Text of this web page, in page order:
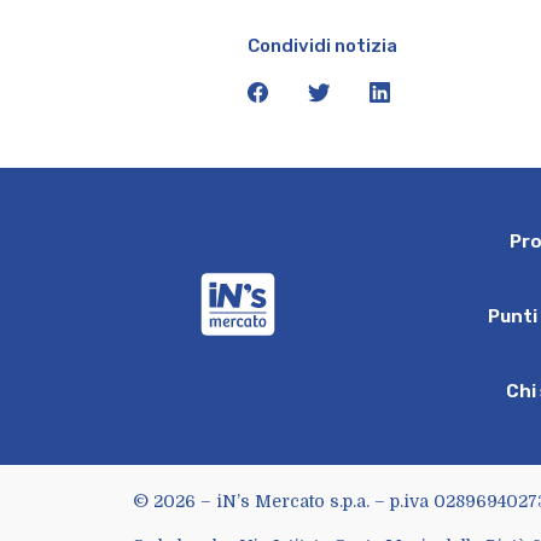
Condividi notizia
facebooktwitterlinkedin
Pro
Punti
Chi
© 2026 – iN’s Mercato s.p.a. – p.iva